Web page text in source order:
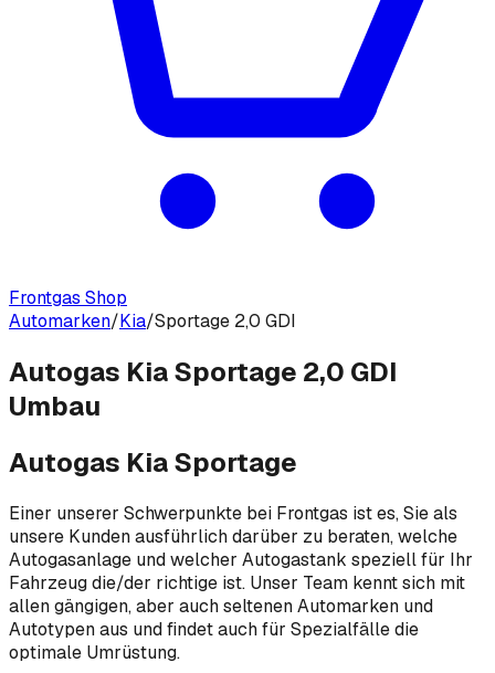
Frontgas Shop
Automarken/Kia/Sportage 2,0 GDI
Autogas Kia Sportage 2,0 GDI
Umbau
Autogas Kia Sportage
Einer unserer Schwerpunkte bei Frontgas ist es, Sie als
unsere Kunden ausführlich darüber zu beraten, welche
Autogasanlage und welcher Autogastank speziell für Ihr
Fahrzeug die/der richtige ist. Unser Team kennt sich mit
allen gängigen, aber auch seltenen Automarken und
Autotypen aus und findet auch für Spezialfälle die
optimale Umrüstung.